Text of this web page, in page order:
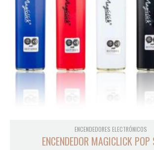
ENCENDEDORES ELECTRÓNICOS
ENCENDEDOR MAGICLICK POP